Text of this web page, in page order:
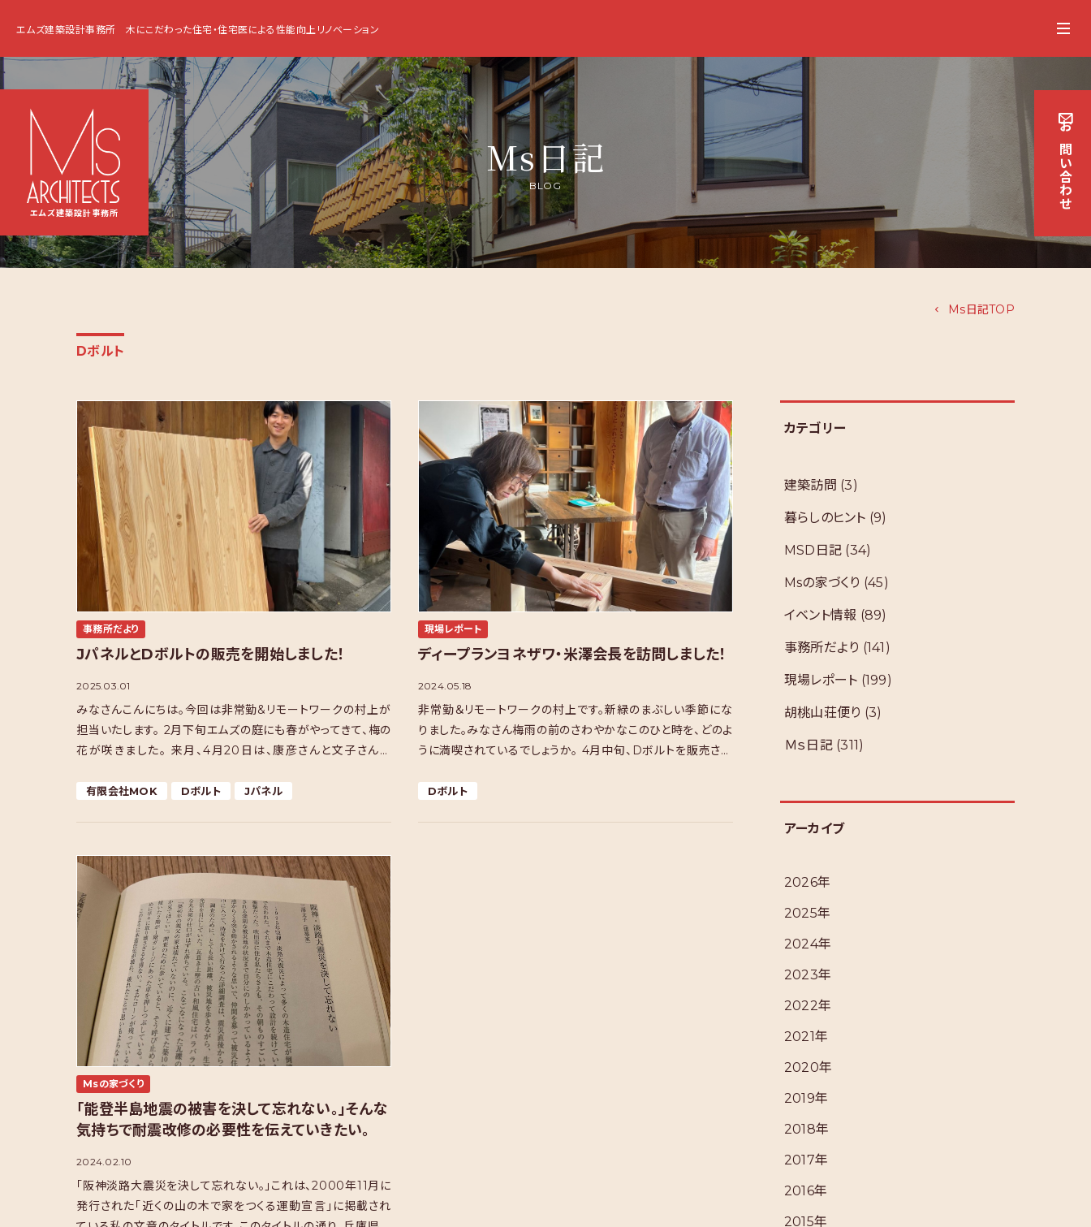
エムズ建築設計事務所 木にこだわった住宅・住宅医による性能向上リノベーション
お
問
い
合
わせ
エムズ建築設計事務所
Ms日記
BLOG
Ms日記TOP
Dボルト
事務所だより
JパネルとDボルトの販売を開始しました！
2025.03.01
みなさんこんにちは。今回は非常勤&リモートワークの村上が
担当いたします。 2月下旬エムズの庭にも春がやってきて、梅の
花が咲きました。 来月、4月20日は、康彦さんと文子さんが
有限会社MOK Dボルト Jパネル
現場レポート
ディープランヨネザワ・米澤会長を訪問しました！
2024.05.18
非常勤＆リモートワークの村上です。新緑のまぶしい季節にな
りました。みなさん梅雨の前のさわやかなこのひと時を、どのよ
うに満喫されているでしょうか。 4月中旬、Dボルトを販売され
Dボルト
Msの家づくり
「能登半島地震の被害を決して忘れない。」そんな
気持ちで耐震改修の必要性を伝えていきたい。
2024.02.10
「阪神淡路大震災を決して忘れない。」これは、2000年11月に
発行された「近くの山の木で家をつくる運動宣言」に掲載され
カテゴリー
建築訪問 (3)
暮らしのヒント (9)
MSD日記 (34)
Msの家づくり (45)
イベント情報 (89)
事務所だより (141)
現場レポート (199)
胡桃山荘便り (3)
Ｍｓ日記(311)
アーカイブ
2026年
2025年
2024年
2023年
2022年
2021年
2020年
2019年
2018年
2017年
2016年
2015年